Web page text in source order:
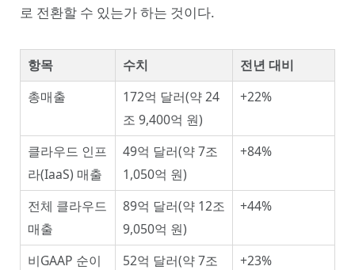
로 전환할 수 있는가 하는 것이다.
항목 수치
전년 대비
총매출
172억 달러(약 24
조 9,400억 원)
+22%
클라우드 인프
라(IaaS) 매출
49억 달러(약 7조
1,050억 원)
+84%
전체 클라우드
매출
89억 달러(약 12조
9,050억 원)
+44%
비GAAP 순이
52억 달러(약 7조
+23%